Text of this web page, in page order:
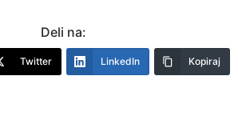
Deli na:
Twitter LinkedIn Kopiraj